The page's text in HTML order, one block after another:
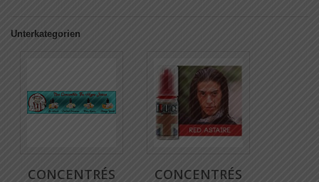
Unterkategorien
CONCENTRÉS
CONCENTRÉS